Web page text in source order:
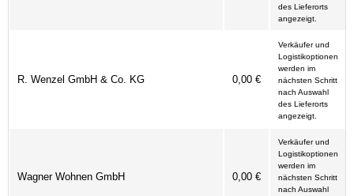
des Lieferorts
angezeigt.
R. Wenzel GmbH & Co. KG 0,00 €
Verkäufer und
Logistikoptionen
werden im
nächsten Schritt
nach Auswahl
des Lieferorts
angezeigt.
Wagner Wohnen GmbH 0,00 €
Verkäufer und
Logistikoptionen
werden im
nächsten Schritt
nach Auswahl